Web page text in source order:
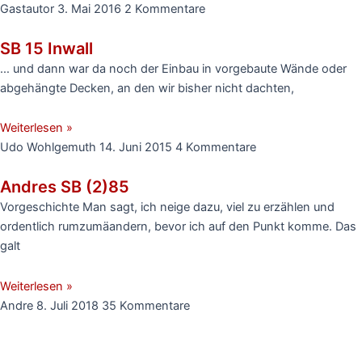
Gastautor 3. Mai 2016 2 Kommentare
SB 15 Inwall
… und dann war da noch der Einbau in vorgebaute Wände oder
abgehängte Decken, an den wir bisher nicht dachten,
Weiterlesen »
Udo Wohlgemuth 14. Juni 2015 4 Kommentare
Andres SB (2)85
Vorgeschichte Man sagt, ich neige dazu, viel zu erzählen und
ordentlich rumzumäandern, bevor ich auf den Punkt komme. Das
galt
Weiterlesen »
Andre 8. Juli 2018 35 Kommentare